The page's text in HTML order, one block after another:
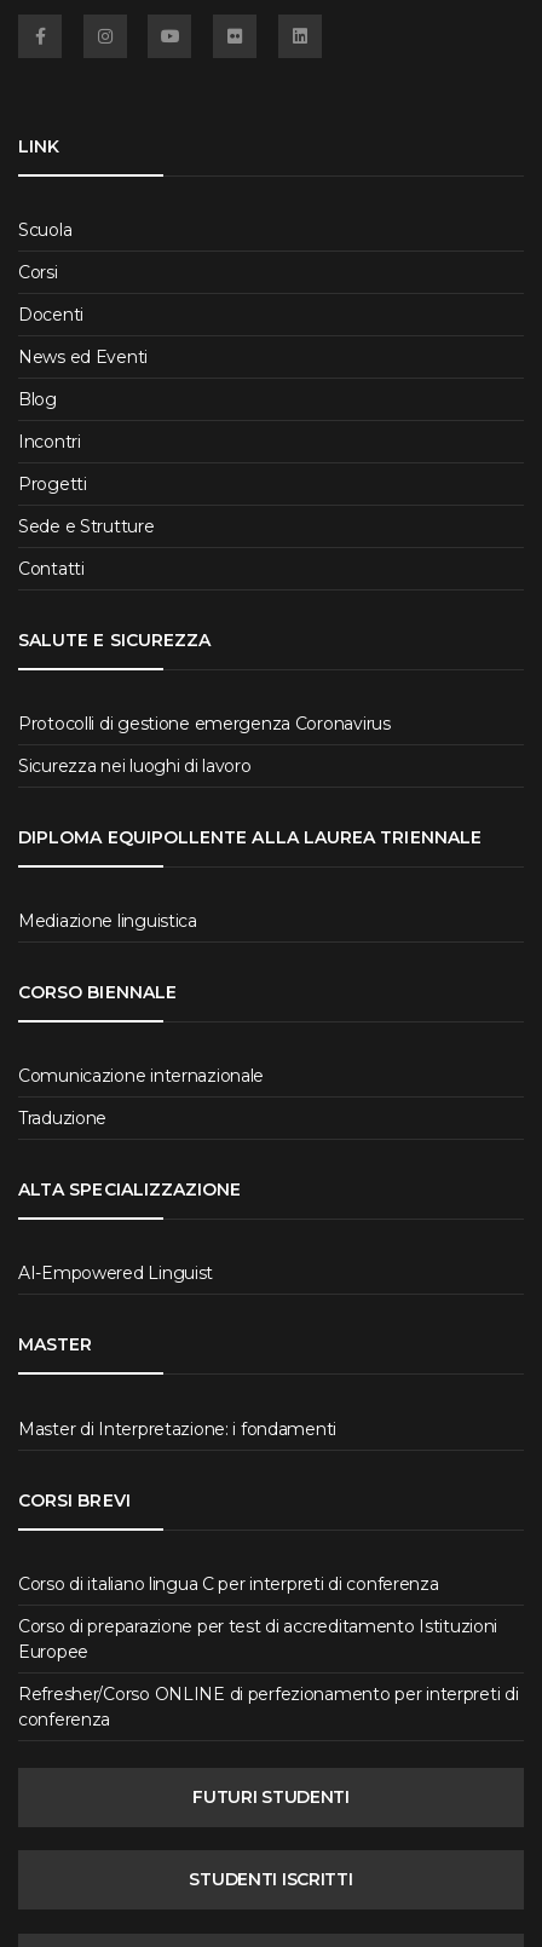
LINK
Scuola
Corsi
Docenti
News ed Eventi
Blog
Incontri
Progetti
Sede e Strutture
Contatti
SALUTE E SICUREZZA
Protocolli di gestione emergenza Coronavirus
Sicurezza nei luoghi di lavoro
DIPLOMA EQUIPOLLENTE ALLA LAUREA TRIENNALE
Mediazione linguistica
CORSO BIENNALE
Comunicazione internazionale
Traduzione
ALTA SPECIALIZZAZIONE
AI-Empowered Linguist
MASTER
Master di Interpretazione: i fondamenti
CORSI BREVI
Corso di italiano lingua C per interpreti di conferenza
Corso di preparazione per test di accreditamento Istituzioni
Europee
Refresher/Corso ONLINE di perfezionamento per interpreti di
conferenza
FUTURI STUDENTI
STUDENTI ISCRITTI